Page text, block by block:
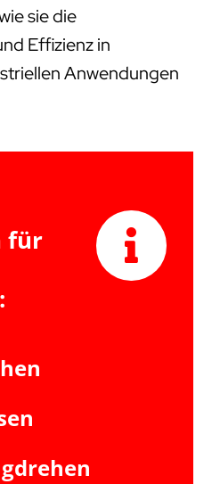
sie die
Effizienz in
Anwendungen
für